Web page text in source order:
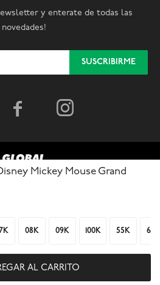
Mickey Mouse Grand
08K 09K 100K 55K 65K
AL CARRITO
y enterate de todas las
novedades!
SUSCRIBIRME
 